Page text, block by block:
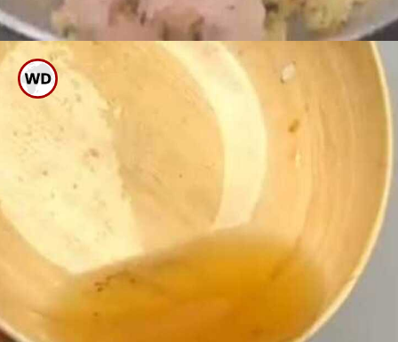
ಇದನ್ನು ಚೆನ್ನಾಗಿ ಎಣ್ಣೆ ಬಿಡುವ ತನಕ
ಕುದಿಸಿಕೊಳ್ಳಬೇಕು